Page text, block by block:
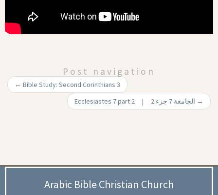
Post navigation
← Bible Study: Second Corinthians 3
→
Arabic Bible Christian Church